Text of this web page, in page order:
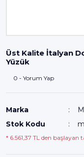
Üst Kalite İtalyan
Yüzük
0 - Yorum Yap
Marka
Stok Kodu
* 6.561,37 TL den başlayan